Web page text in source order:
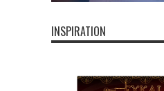
INSPIRATION